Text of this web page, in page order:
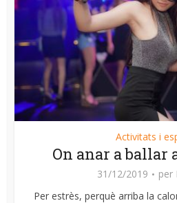
Activitats i
On anar a ballar
31/12/2019 per
Per estrès, perquè arriba la